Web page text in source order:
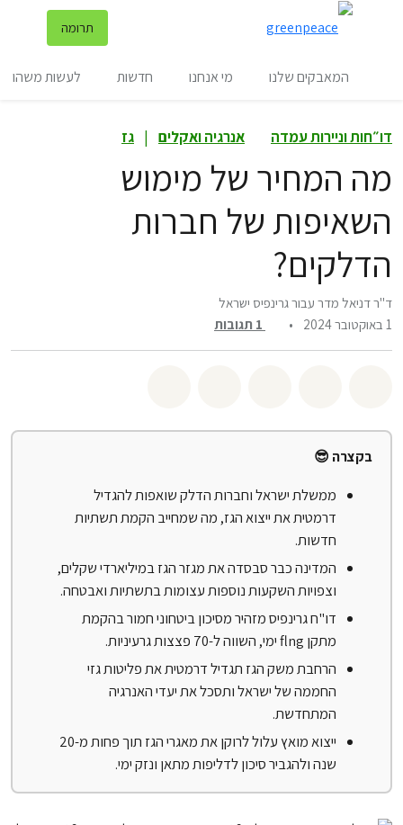
תרומה
המאבקים שלנו מי אנחנו חדשות לעשות משהו
דו״חות וניירות עמדה אנרגיה ואקלים | גז
מה המחיר של מימוש
השאיפות של חברות
הדלקים?
ד"ר דניאל מדר עבור גרינפיס ישראל
1 באוקטובר 2024
•
1 תגובות
בקצרה 😎
ממשלת ישראל וחברות הדלק שואפות להגדיל
דרמטית את ייצוא הגז, מה שמחייב הקמת תשתיות
חדשות.
המדינה כבר סבסדה את מגזר הגז במיליארדי שקלים,
וצפויות השקעות נוספות עצומות בתשתיות ואבטחה.
דו"ח גרינפיס מזהיר מסיכון ביטחוני חמור בהקמת
מתקן flng ימי, השווה ל-70 פצצות גרעיניות.
הרחבת משק הגז תגדיל דרמטית את פליטות גזי
החממה של ישראל ותסכל את יעדי האנרגיה
המתחדשת.
ייצוא מואץ עלול לרוקן את מאגרי הגז תוך פחות מ-20
שנה ולהגביר סיכון לדליפות מתאן ונזק ימי.